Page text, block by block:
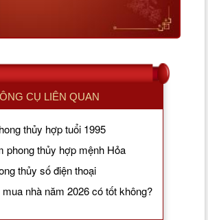
CỤ LIÊN QUAN
thủy hợp tuổi 1995
phong thủy hợp mệnh Hỏa
thủy số điện thoại
nhà năm 2026 có tốt không?